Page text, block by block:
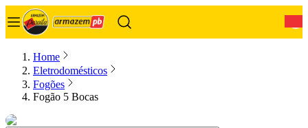
Home
Eletrodomésticos
Fogões
Fogão 5 Bocas